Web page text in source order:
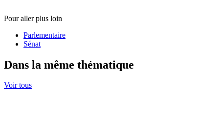
Pour aller plus loin
Parlementaire
Sénat
Dans la même thématique
Voir tous